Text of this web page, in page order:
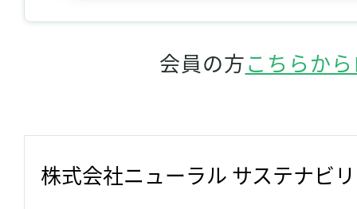
会員の方こちらか
株式会社ニューラル サステナビ